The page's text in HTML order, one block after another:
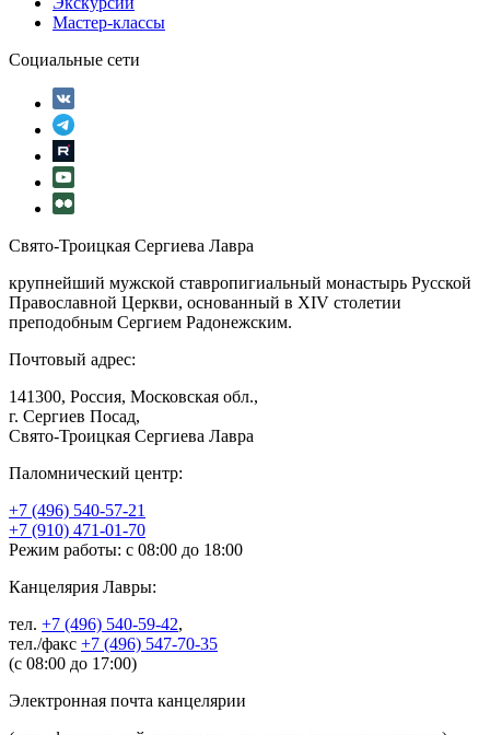
Мастер-классы
Социальные сети
Свято-Троицкая Сергиева Лавра
крупнейший мужской ставропигиальный монастырь Русской
Православной Церкви, основанный в XIV столетии
преподобным Сергием Радонежским.
Почтовый адрес:
141300, Россия, Московская обл.,
г. Сергиев Посад,
Свято-Троицкая Сергиева Лавра
Паломнический центр:
+7 (496) 540-57-21
+7 (910) 471-01-70
Режим работы: с 08:00 до 18:00
Канцелярия Лавры:
тел. +7 (496) 540-59-42,
тел./факс +7 (496) 547-70-35
(с 08:00 до 17:00)
Электронная почта канцелярии